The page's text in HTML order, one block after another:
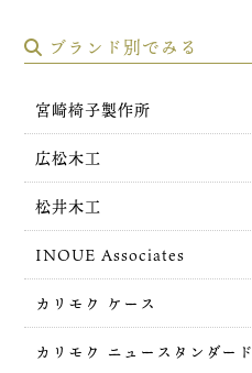
ブランド別でみる
宮崎椅子製作所
広松木工
松井木工
INOUE Associates
カリモク ケース
カリモク ニュースタンダード